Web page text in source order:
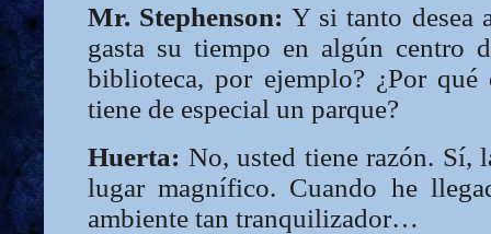
Mr. Stephenson: Y si tanto desea
gasta su tiempo en algún centro
biblioteca, por ejemplo? ¿Por qué
tiene de especial un parque?
Huerta: No, usted tiene razón. Sí,
lugar magnífico. Cuando he
ambiente tan tranquilizador…